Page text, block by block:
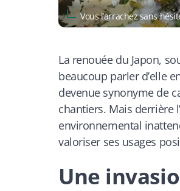
Vous l’arrachez sans
La renouée du Japon,
beaucoup parler d’elle
devenue synonyme de
chantiers. Mais derrière
environnemental
valoriser ses usages
Une